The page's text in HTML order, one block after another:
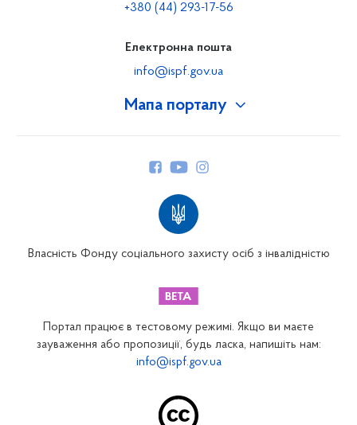
Мапа порталу
Закарпатське відділення
Запорізьке відділення
+380 (44) 293-17-56
Електронна пошта
info@ispf.gov.ua
Власність Фонду соціального захисту осіб з інвалідністю
Портал працює в тестовому режимі. Якщо ви маєте
зауваження або пропозиції, будь ласка, напишіть нам:
info@ispf.gov.ua